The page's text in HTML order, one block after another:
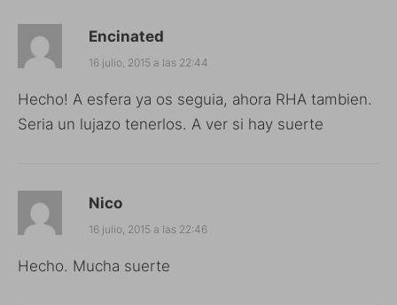
Encinated
16 julio, 2015 a las 22:44
Hecho! A esfera ya os seguia, ahora RHA tambien.
Seria un lujazo tenerlos. A ver si hay suerte
Nico
16 julio, 2015 a las 22:46
Hecho. Mucha suerte